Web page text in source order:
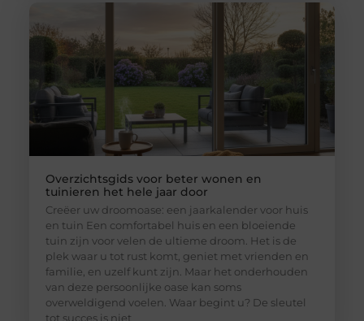
Overzichtsgids voor beter wonen en
tuinieren het hele jaar door
Creëer uw droomoase: een jaarkalender voor huis
en tuin Een comfortabel huis en een bloeiende
tuin zijn voor velen de ultieme droom. Het is de
plek waar u tot rust komt, geniet met vrienden en
familie, en uzelf kunt zijn. Maar het onderhouden
van deze persoonlijke oase kan soms
overweldigend voelen. Waar begint u? De sleutel
tot succes is niet